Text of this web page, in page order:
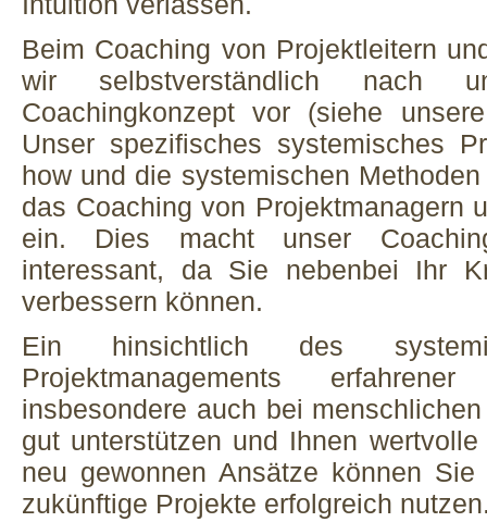
Beim Coaching von Projektleitern
wir selbstverständlich nach
Coachingkonzept vor (siehe
Unser spezifisches systemisches
how und die systemischen
das Coaching von Projektmanagern
ein. Dies macht unser
interessant, da Sie nebenbei Ihr
verbessern können.
Ein hinsichtlich des
Projektmanagements
insbesondere auch bei
gut unterstützen und Ihnen
neu gewonnen Ansätze können
zukünftige Projekte erfolgreich